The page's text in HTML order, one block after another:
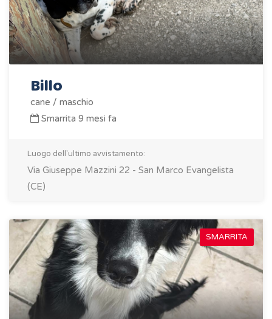
Billo
cane / maschio
Smarrita 9 mesi fa
Luogo dell'ultimo avvistamento:
Via Giuseppe Mazzini 22 - San Marco Evangelista
(CE)
SMARRITA